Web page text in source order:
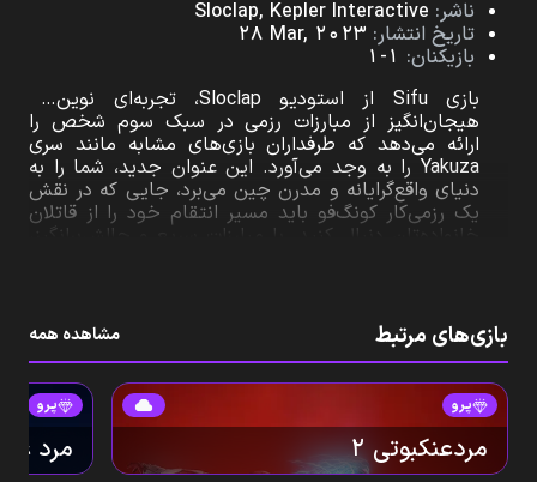
ناشر: Sloclap, Kepler Interactive
تاریخ انتشار: 28 Mar, 2023
بازیکنان: 1-1
بازی Sifu از استودیو Sloclap، تجربه‌ای نوین و
هیجان‌انگیز از مبارزات رزمی در سبک سوم شخص را
ارائه می‌دهد که طرفداران بازی‌های مشابه مانند سری
Yakuza را به وجد می‌آورد. این عنوان جدید، شما را به
دنیای واقع‌گرایانه و مدرن چین می‌برد، جایی که در نقش
یک رزمی‌کار کونگ‌فو باید مسیر انتقام خود را از قاتلان
خانواده‌تان دنبال کنید. با مبارزات سریع و چالش‌برانگیز،
است که بر دشواری بازی می‌افزاید. همچنین، با گرافیک
هنری و متفاوت بازی، تجربه‌ای بصری و روان از مبارزات
ارائه می‌شود. پس، اگر به دنبال یک بازی اکشن،
چالش‌برانگیز و پر از داستان‌های جذاب هستید، Sifu را
از دست ندهید!
بازی‌های مرتبط مشاهده همه
پرو
مردعنکبوتی 2
پرو
مرد